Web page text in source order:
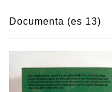
Documenta (es 13)